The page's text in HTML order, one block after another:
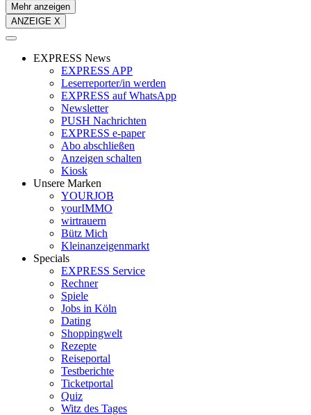
Mehr anzeigen
ANZEIGE X
EXPRESS News
EXPRESS APP
Leserreporter/in werden
EXPRESS auf WhatsApp
Newsletter
PUSH Nachrichten
EXPRESS e-paper
Abo abschließen
Anzeigen schalten
Kiosk
Unsere Marken
YOURJOB
yourIMMO
wirtrauern
Bütz Mich
Kleinanzeigenmarkt
Specials
EXPRESS Service
Rechner
Spiele
Jobs in Köln
Dating
Shoppingwelt
Rezepte
Reiseportal
Testberichte
Ticketportal
Quiz
Witz des Tages